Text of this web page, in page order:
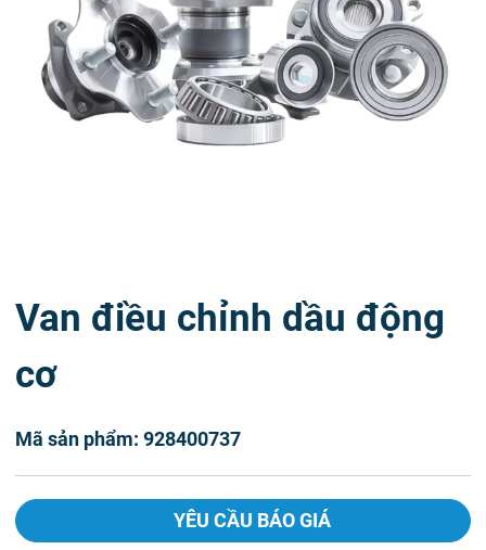
Van điều chỉnh dầu động
cơ
Mã sản phẩm: 928400737
YÊU CẦU BÁO GIÁ